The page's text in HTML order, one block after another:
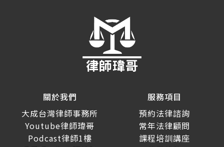
關於我們
大成台灣律師事務所
Youtube律師瑋哥
Podcast律師1樓
服務項目
預約法律諮詢
常年法律顧問
課程培訓講座